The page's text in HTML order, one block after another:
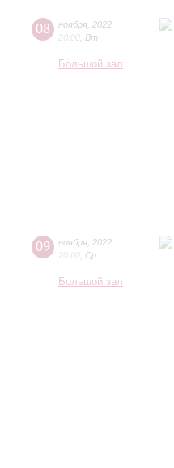
08 ноября 2022
20:00 Вт
Большой зал
09 ноября 2022
20:00 Ср
Большой зал